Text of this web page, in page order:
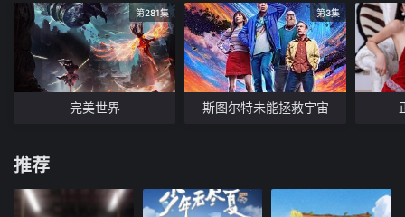
第281集
完美世界
第3集
斯图尔特未能拯救宇宙
推荐